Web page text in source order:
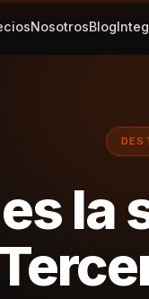
NosotrosBlog
la